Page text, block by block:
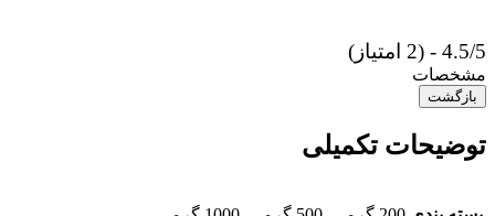
4.5/5 - (2 امتیاز)
مشخصات
بازگشت
توضیحات تکمیلی